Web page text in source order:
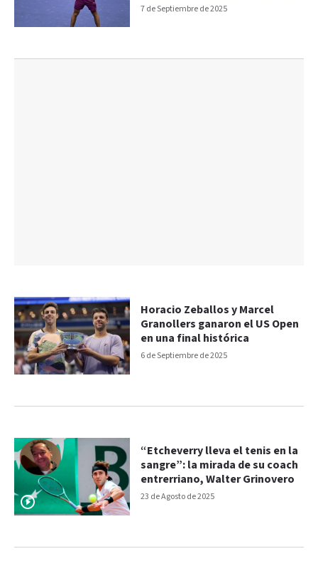
7 de Septiembre de 2025
6 de Septiembre de 2025
Horacio Zeballos y Marcel
Granollers ganaron el US Open
en una final histórica
23 de Agosto de 2025
“Etcheverry lleva el tenis en la
sangre”: la mirada de su coach
entrerriano, Walter Grinovero